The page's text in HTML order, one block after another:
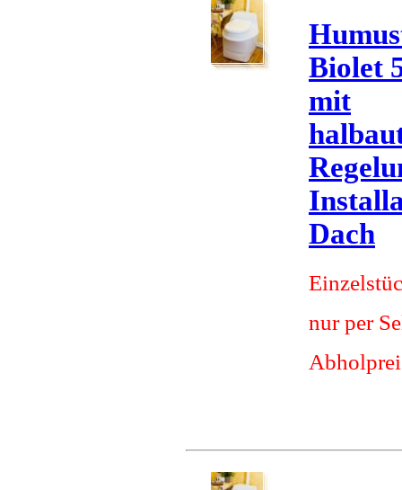
Biolet
mit
Dach
nur per